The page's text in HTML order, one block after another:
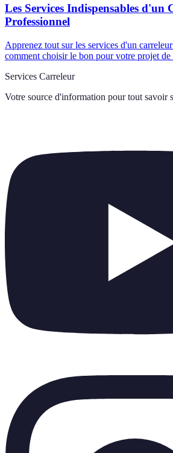
Les Services Indispensables d'un
Professionnel
Apprenez tout sur les services d'un
comment choisir le bon pour votre projet de
Services Carreleur
Votre source d'information pour tout savoir